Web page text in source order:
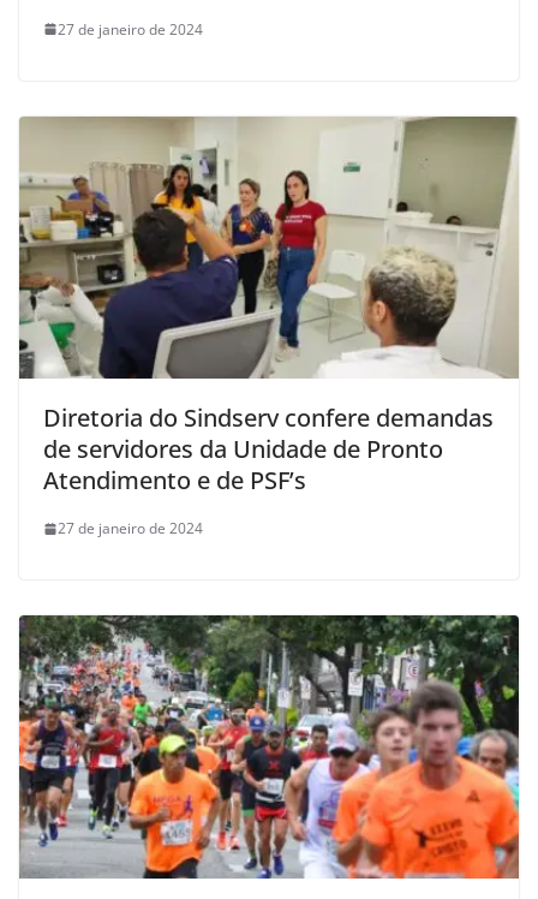
27 de janeiro de 2024
Diretoria do Sindserv confere demandas
de servidores da Unidade de Pronto
Atendimento e de PSF’s
27 de janeiro de 2024